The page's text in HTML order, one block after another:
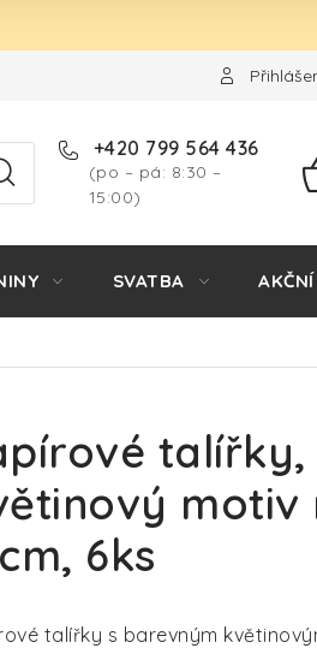
+420 799 564 436
(po – pá: 8:30 –
15:00)
SVATBA AKČNÍ
talířky,
motiv
6ks
talířky s barevným